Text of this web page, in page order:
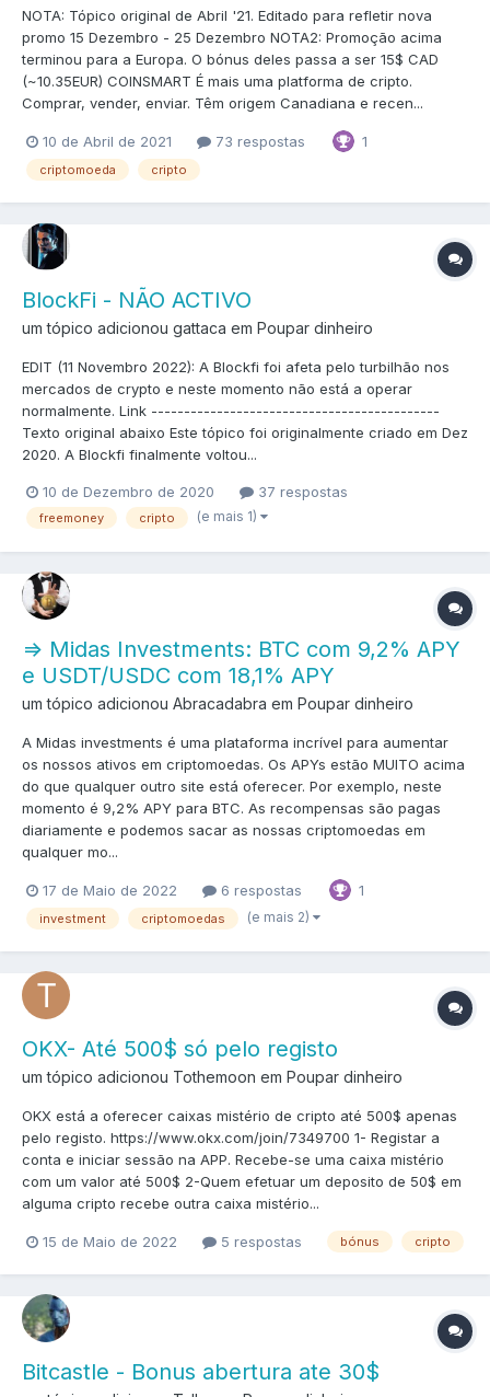
NOTA: Tópico original de Abril '21. Editado para refletir nova
promo 15 Dezembro - 25 Dezembro NOTA2: Promoção acima
terminou para a Europa. O bónus deles passa a ser 15$ CAD
(~10.35EUR) COINSMART É mais uma platforma de cripto.
Comprar, vender, enviar. Têm origem Canadiana e recen...
10 de Abril de 2021 73 respostas 1
criptomoeda cripto
BlockFi - NÃO ACTIVO
um tópico adicionou gattaca em Poupar dinheiro
EDIT (11 Novembro 2022): A Blockfi foi afeta pelo turbilhão nos
mercados de crypto e neste momento não está a operar
normalmente. Link --------------------------------------------
Texto original abaixo Este tópico foi originalmente criado em Dez
2020. A Blockfi finalmente voltou...
10 de Dezembro de 2020 37 respostas
freemoney cripto (e mais 1)
=> Midas Investments: BTC com 9,2% APY
e USDT/USDC com 18,1% APY
um tópico adicionou Abracadabra em Poupar dinheiro
A Midas investments é uma plataforma incrível para aumentar
os nossos ativos em criptomoedas. Os APYs estão MUITO acima
do que qualquer outro site está oferecer. Por exemplo, neste
momento é 9,2% APY para BTC. As recompensas são pagas
diariamente e podemos sacar as nossas criptomoedas em
qualquer mo...
17 de Maio de 2022 6 respostas 1
investment criptomoedas (e mais 2)
OKX- Até 500$ só pelo registo
um tópico adicionou Tothemoon em Poupar dinheiro
OKX está a oferecer caixas mistério de cripto até 500$ apenas
pelo registo. https://www.okx.com/join/7349700 1- Registar a
conta e iniciar sessão na APP. Recebe-se uma caixa mistério
com um valor até 500$ 2-Quem efetuar um deposito de 50$ em
alguma cripto recebe outra caixa mistério...
15 de Maio de 2022 5 respostas bónus cripto
Bitcastle - Bonus abertura ate 30$